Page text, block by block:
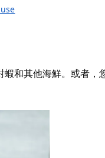
和其他海鮮。或者，